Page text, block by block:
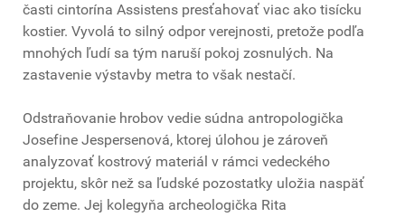
časti cintorína Assistens presťahovať viac ako tisícku
kostier. Vyvolá to silný odpor verejnosti, pretože podľa
mnohých ľudí sa tým naruší pokoj zosnulých. Na
zastavenie výstavby metra to však nestačí.
Odstraňovanie hrobov vedie súdna antropologička
Josefine Jespersenová, ktorej úlohou je zároveň
analyzovať kostrový materiál v rámci vedeckého
projektu, skôr než sa ľudské pozostatky uložia naspäť
do zeme. Jej kolegyňa archeologička Rita